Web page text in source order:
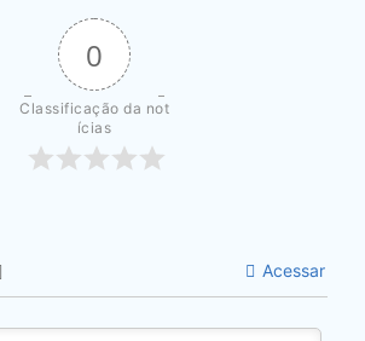
0
Classificação da not
ícias
Acessar